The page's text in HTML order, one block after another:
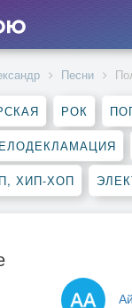
Песни
РОК
ХИП-ХОП